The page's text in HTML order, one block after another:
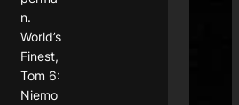
n.
World’s
Finest,
Tom 6:
Niemo